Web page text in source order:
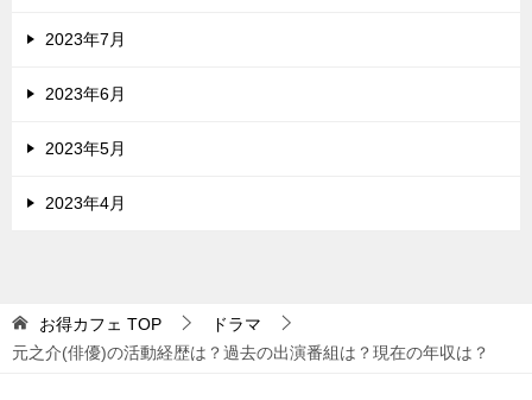
2023年7月
2023年6月
2023年5月
2023年4月
お得カフェ TOP
ドラマ
元之介(俳優)の活動経歴は？過去の出演番組は？現在の年収は？